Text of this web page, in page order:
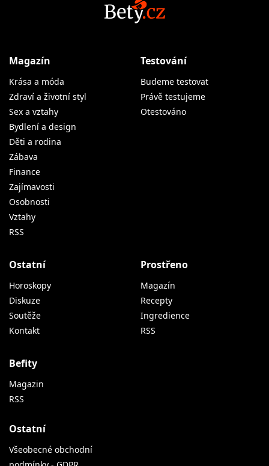
Magazín
Krása a móda
Zdraví a životní styl
Sex a vztahy
Bydlení a design
Děti a rodina
Zábava
Finance
Zajímavosti
Osobnosti
Vztahy
RSS
Testování
Budeme testovat
Právě testujeme
Otestováno
Ostatní
Horoskopy
Diskuze
Soutěže
Kontakt
Prostřeno
Magazín
Recepty
Ingredience
RSS
Befity
Magazin
RSS
Ostatní
Všeobecné obchodní